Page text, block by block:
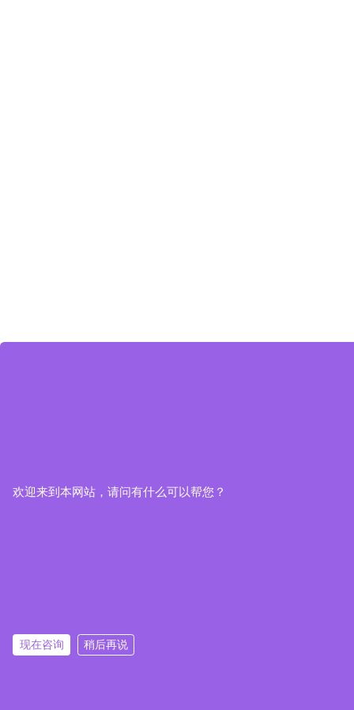
欢迎来到本网站，请问有什么可以帮您？
现在咨询 稍后再说